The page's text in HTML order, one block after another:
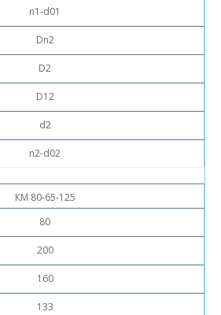
n1-d01
Dn2
D2
D12
d2
n2-d02
КМ 80-65-125
80
200
160
133